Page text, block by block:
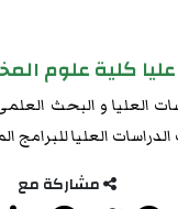
كلية علوم
العليا و البحث
العليا للبرامج
مشاركة مع